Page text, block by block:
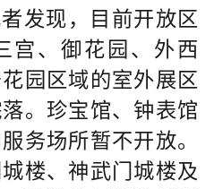
发现，目前开放区
宫、御花园、外西
园区域的室外展区
。珍宝馆、钟表馆
务场所暂不开放。
楼、神武门城楼及